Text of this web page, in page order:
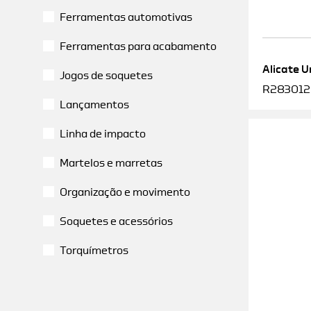
Ferramentas automotivas
Ferramentas para acabamento
Jogos de soquetes
Lançamentos
Linha de impacto
Martelos e marretas
Organização e movimento
Soquetes e acessórios
Torquímetros
Alicate